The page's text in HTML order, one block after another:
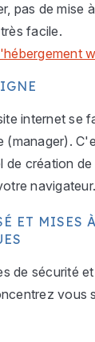
pas de mise
facile.
internet se
(manager).
de création
navigateur.
ET MISES
de sécurité
vous